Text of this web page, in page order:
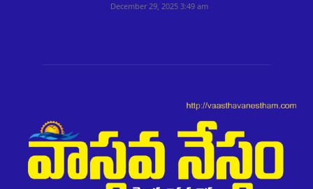
December 29, 2025 3:49 am